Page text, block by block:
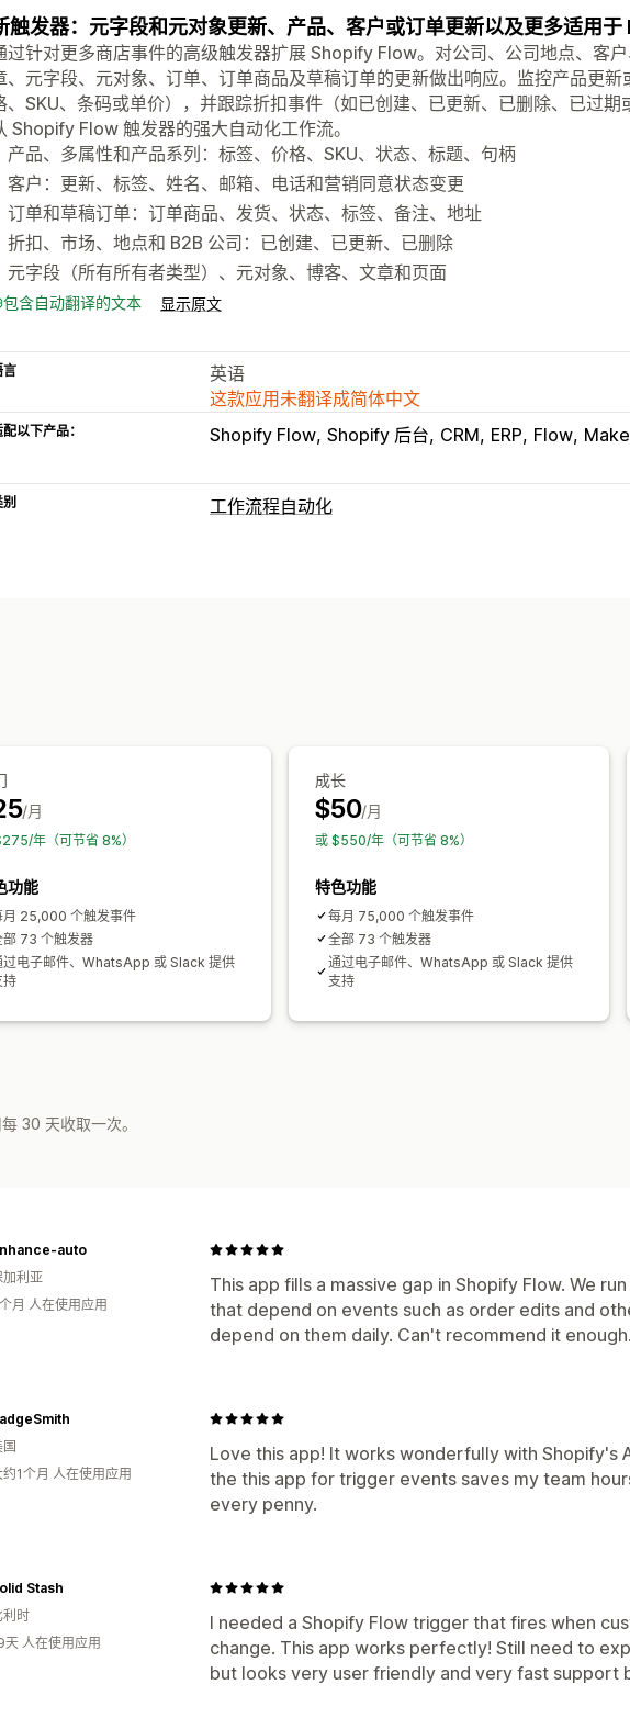
触发器：元字段和元对象更新、产品、客户或订单更新以及更多适用
过针对更多商店事件的高级触发器扩展 Shopify Flow。对公司、公司地点、客
、元字段、元对象、订单、订单商品及草稿订单的更新做出响应。监控产品更
、SKU、条码或单价），并跟踪折扣事件（如已创建、已更新、已删除、已过
Shopify Flow 触发器的强大自动化工作流。
产品、多属性和产品系列：标签、价格、SKU、状态、标题、句柄
客户：更新、标签、姓名、邮箱、电话和营销同意状态变更
订单和草稿订单：订单商品、发货、状态、标签、备注、地址
折扣、市场、地点和 B2B 公司：已创建、已更新、已删除
元字段（所有所有者类型）、元对象、博客、文章和页面
包含自动翻译的文本 显示原文
言
英语
这款应用未翻译成简体中文
以下产品： Shopify Flow Shopify 后台 CRM ERP Flow Make
工作流程自动化
/月
年（可节省 8%）
功能
月 25,000 个触发事件
部 73 个触发器
过电子邮件、WhatsApp 或 Slack 提供
持
成长
$50/月
或 $550/年（可节省 8%）
特色功能
每月 75,000 个触发事件
全部 73 个触发器
通过电子邮件、WhatsApp 或 Slack 提供
支持
30 天收取一次。
This app fills a massive gap in Shopify Flow. We
that depend on events such as order edits and
depend on them daily. Can't recommend it enough.
auto
加利亚
月 人在使用应用
Love this app! It works wonderfully with Shopify's
the this app for trigger events saves my team
every penny.
约1个月 人在使用应用
I needed a Shopify Flow trigger that fires when
change. This app works perfectly! Still need to
but looks very user friendly and very fast support
Stash
利时
天 人在使用应用